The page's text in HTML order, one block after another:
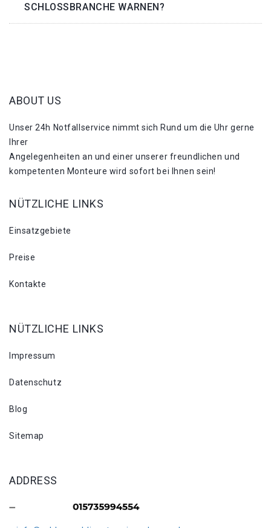
SCHLOSSBRANCHE WARNEN?
ABOUT US
Unser 24h Notfallservice nimmt sich Rund um die Uhr gerne
Ihrer
Angelegenheiten an und einer unserer freundlichen und
kompetenten Monteure wird sofort bei Ihnen sein!
NÜTZLICHE LINKS
Einsatzgebiete
Preise
Kontakte
NÜTZLICHE LINKS
Impressum
Datenschutz
Blog
Sitemap
ADDRESS